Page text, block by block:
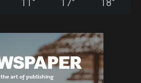
11 ° 17° 18°